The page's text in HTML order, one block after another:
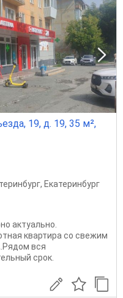
19, д. 19, 35 м²,
, Екатеринбург
актуально.
квартира со свежим
вся
срок.